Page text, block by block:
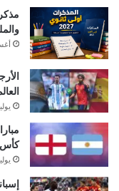
العالم
يوليو
كأس
يوليو